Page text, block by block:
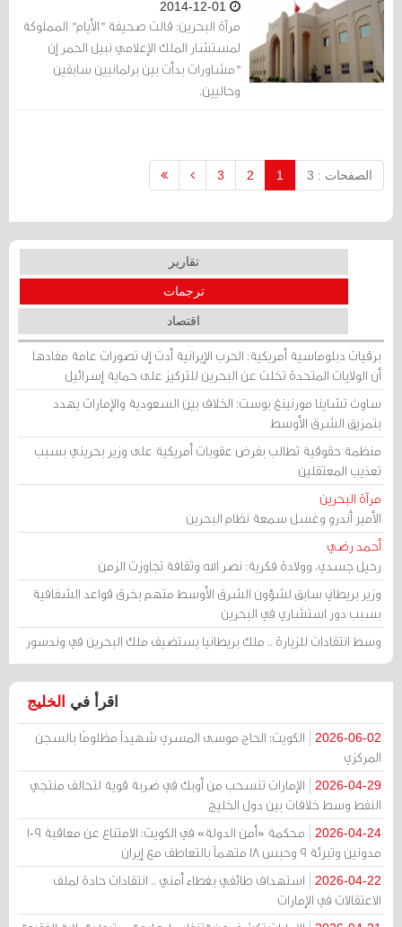
مرآة البحرين: قالت صحيفة "الأيام" المملوكة
لمستشار الملك الإعلامي نبيل الحمر إن
"مشاورات بدأت بين برلمانيين سابقين
وحاليين.
الصفحات : 3 1
2
3
تقارير
ترجمات
اقتصاد
برقيات دبلوماسية أمريكية: الحرب الإيرانية أدت إلى تصورات عامة مفادها
أن الولايات المتحدة تخلت عن البحرين للتركيز على حماية إسرائيل
ساوث تشاينا مورنينغ بوست: الخلاف بين السعودية والإمارات يهدد
بتمزيق الشرق الأوسط
منظمة حقوقية تطالب بفرض عقوبات أمريكية على وزير بحريني بسبب
تعذيب المعتقلين
مرآة البحرين
الأمير أندرو وغسل سمعة نظام البحرين
أحمد رضي
رحيل جسدي، وولادة فكرية: نصر الله وثقافة تجاوزت الزمن
وزير بريطاني سابق لشؤون الشرق الأوسط متهم بخرق قواعد الشفافية
بسبب دور استشاري في البحرين
وسط انتقادات للزيارة .. ملك بريطانيا يستضيف ملك البحرين في وندسور
اقرأ في الخليج
2026-06-02
الكويت: الحاج موسى المسري شهيداً مظلومًا بالسجن
المركزي
2026-04-29
الإمارات تنسحب من أوبك في ضربة قوية لتحالف منتجي
النفط وسط خلافات بين دول الخليج
2026-04-24
محكمة «أمن الدولة» في الكويت: الامتناع عن معاقبة 109
مدونين وتبرئة 9 وحبس 18 متهماً بالتعاطف مع إيران
2026-04-22
استهداف طائفي بغطاء أمني .. انتقادات حادة لملف
الاعتقالات في الإمارات